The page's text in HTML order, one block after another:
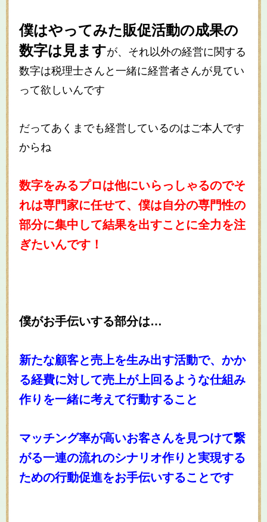
僕はやってみた販促活動の成果の
数字は見ますが、それ以外の経営に関する
数字は税理士さんと一緒に経営者さんが見てい
って欲しいんです
だってあくまでも経営しているのはご本人です
からね
数字をみるプロは他にいらっしゃるのでそ
れは専門家に任せて、僕は自分の専門性の
部分に集中して結果を出すことに全力を注
ぎたいんです！
僕がお手伝いする部分は…
新たな顧客と売上を生み出す活動で、かか
る経費に対して売上が上回るような仕組み
作りを一緒に考えて行動すること
マッチング率が高いお客さんを見つけて繋
がる一連の流れのシナリオ作りと実現する
ための行動促進をお手伝いすることです